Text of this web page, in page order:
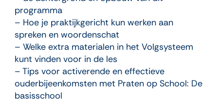
programma
– Hoe je praktijkgericht kun werken aan
spreken en woordenschat
– Welke extra materialen in het Volgsysteem
kunt vinden voor in de les
– Tips voor activerende en effectieve
ouderbijeenkomsten met Praten op School: De
basisschool